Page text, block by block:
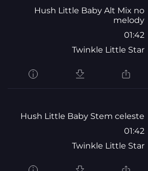
Hush Little Baby Alt Mix no
melody
01:42
Twinkle Little Star
Hush Little Baby Stem celeste
01:42
Twinkle Little Star